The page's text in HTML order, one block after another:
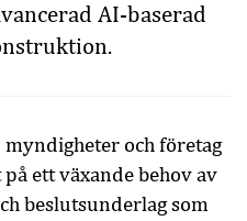
AI-baserad
och företag
ett växande behov av
beslutsunderlag som